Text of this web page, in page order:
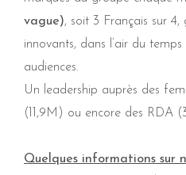
vague), soit 3 Français sur
innovants, dans l’air du
audiences.
Un leadership auprès des
(11,9M) ou encore des RDA
Quelques informations sur